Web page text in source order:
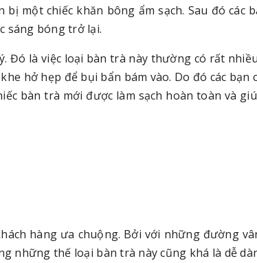
một chiếc khăn bông ẩm sạch. Sau đó các
sáng bóng trở lại.
Đó là việc loại bàn trà này thường có rất
hở hẹp để bụi bẩn bám vào. Do đó các bạn
bàn trà mới được làm sạch hoàn toàn và
hàng ưa chuộng. Bởi với những đường
những thế loại bàn trà này cũng khá là dễ